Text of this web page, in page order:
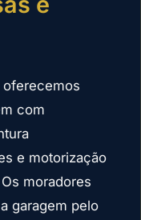
oferecemos
com
e motorização
moradores
garagem pelo